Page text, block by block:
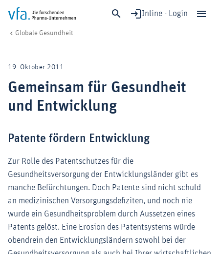
Inline - Login
Forschung & Entwicklung
Gesundheit & Versorgung
Wirtschaft & Standort
Digitalisierung & KI
Mitglied werden!
Globale Gesundheit
19. Oktober 2011
Gemeinsam für Gesundheit
und Entwicklung
Patente fördern Entwicklung
Zur Rolle des Patentschutzes für die
Gesundheitsversorgung der Entwicklungsländer gibt es
manche Befürchtungen. Doch Patente sind nicht schuld
an medizinischen Versorgungsdefiziten, und noch nie
wurde ein Gesundheitsproblem durch Aussetzen eines
Patents gelöst. Eine Erosion des Patentsystems würde
obendrein den Entwicklungsländern sowohl bei der